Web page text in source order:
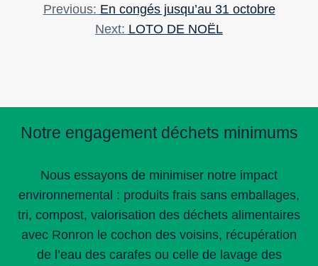
Navigation
Previous
Previous En congés jusqu’au 31 octobre
Next
Next LOTO DE NOËL
Notre engagement déchets minimums
Nous essayons de minimiser notre impact
environnemental : produits frais sans emballages,
tri, compost, valorisation des déchets alimentaires
avec Ronron le cochon des voisins, récupération
de l’eau des carafes ou celle de lavage des